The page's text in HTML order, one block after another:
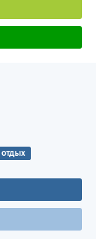
отдых